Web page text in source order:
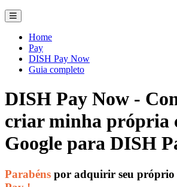
Home
Pay
DISH Pay Now
Guia completo
DISH Pay Now -
criar minha própria
Google para DISH
Parabéns por adquirir seu próprio